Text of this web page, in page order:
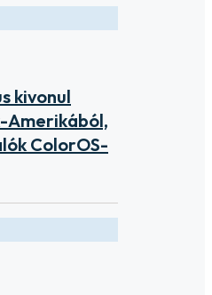
kivonul
Amerikából,
ColorOS-